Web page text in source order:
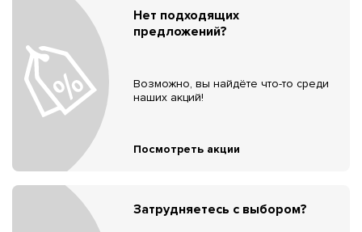
Нет подходящих
предложений?
Возможно, вы найдёте что-то среди
наших акций!
Посмотреть акции
Затрудняетесь с выбором?